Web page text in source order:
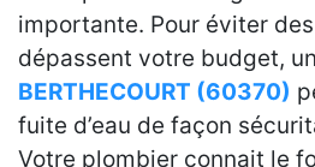
importante. Pour éviter
dépassent votre budget, un
BERTHECOURT (60370)
fuite d’eau de façon
Votre plombier connait le